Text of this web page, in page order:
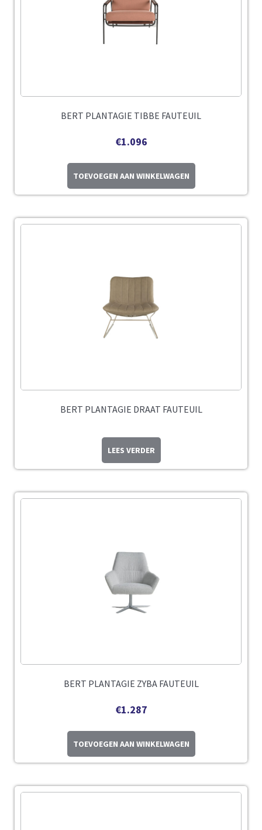
BERT PLANTAGIE TIBBE FAUTEUIL
€1.096
TOEVOEGEN AAN WINKELWAGEN
BERT PLANTAGIE DRAAT FAUTEUIL
LEES VERDER
BERT PLANTAGIE ZYBA FAUTEUIL
€1.287
TOEVOEGEN AAN WINKELWAGEN